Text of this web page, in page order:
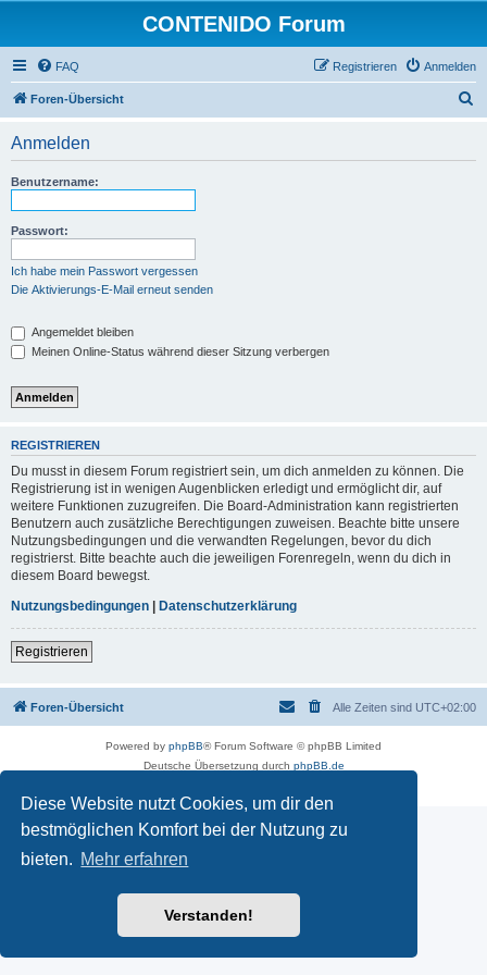
Diese Website nutzt Cookies, um dir den
bestmöglichen Komfort bei der Nutzung zu
bieten. Mehr erfahren
Verstanden!
CONTENIDO Forum
FAQ Anmelden
Registrieren
Foren-Übersicht
Anmelden
Benutzername:
Passwort:
Ich habe mein Passwort vergessen
Die Aktivierungs-E-Mail erneut senden
Angemeldet bleiben
Meinen Online-Status während dieser Sitzung verbergen
REGISTRIEREN
Du musst in diesem Forum registriert sein, um dich anmelden zu können. Die
Registrierung ist in wenigen Augenblicken erledigt und ermöglicht dir, auf
weitere Funktionen zuzugreifen. Die Board-Administration kann registrierten
Benutzern auch zusätzliche Berechtigungen zuweisen. Beachte bitte unsere
Nutzungsbedingungen und die verwandten Regelungen, bevor du dich
registrierst. Bitte beachte auch die jeweiligen Forenregeln, wenn du dich in
diesem Board bewegst.
Nutzungsbedingungen | Datenschutzerklärung
Registrieren
Foren-Übersicht Alle Zeiten sind UTC+02:00
Powered by phpBB® Forum Software © phpBB Limited
Deutsche Übersetzung durch phpBB.de